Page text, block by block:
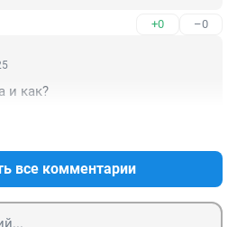
+0 –0
и как?
все комментарии